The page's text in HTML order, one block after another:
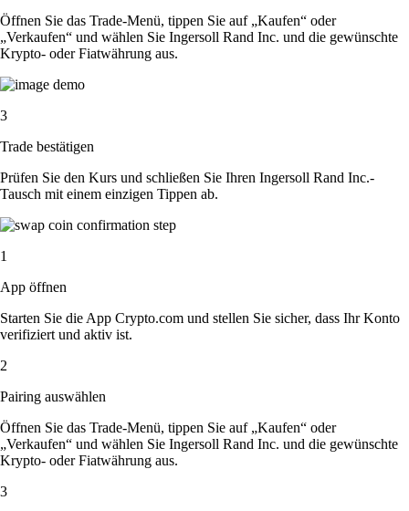
Öffnen Sie das Trade-Menü, tippen Sie auf „Kaufen“ oder
„Verkaufen“ und wählen Sie Ingersoll Rand Inc. und die gewünschte
Krypto- oder Fiatwährung aus.
3
Trade bestätigen
Prüfen Sie den Kurs und schließen Sie Ihren Ingersoll Rand Inc.-
Tausch mit einem einzigen Tippen ab.
1
App öffnen
Starten Sie die App Crypto.com und stellen Sie sicher, dass Ihr Konto
verifiziert und aktiv ist.
2
Pairing auswählen
Öffnen Sie das Trade-Menü, tippen Sie auf „Kaufen“ oder
„Verkaufen“ und wählen Sie Ingersoll Rand Inc. und die gewünschte
Krypto- oder Fiatwährung aus.
3